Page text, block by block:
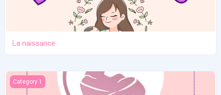
La naissance
Bienvenue! ouvrez pour découvrir svp
Category 1